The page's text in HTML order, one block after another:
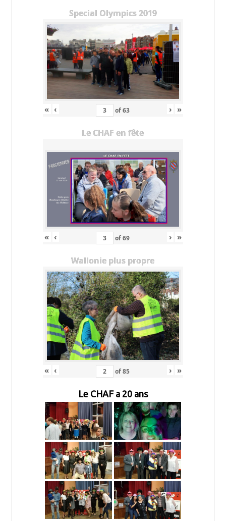
Special Olympics 2019
« ‹ of63 › »
Le CHAF en fête
« ‹ of69 › »
Wallonie plus propre
« ‹ of85 › »
Le CHAF a 20 ans